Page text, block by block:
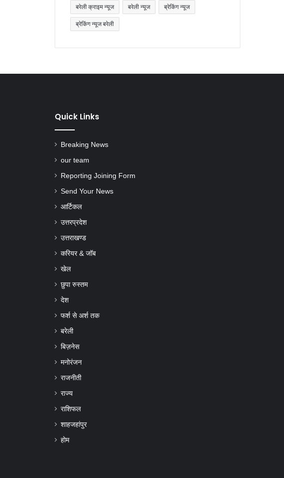
बरेली क्राइम न्यूज बरेली न्यूज ब्रेकिंग न्यूज
ब्रेकिंग न्यूज बरेली
Quick Links
Breaking News
our team
Reporting Joining Form
Send Your News
आर्टिकल
उत्तरप्रदेश
उत्तराखण्ड
करियर & जॉब
खेल
छुपा रुस्तम
देश
फर्श से अर्श तक
बरेली
बिज़नेस
मनोरंजन
राजनीती
राज्य
राशिफल
शाहजहांपुर
होम